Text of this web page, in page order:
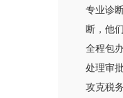
专业诊
断，他
全程包
处理审
攻克税